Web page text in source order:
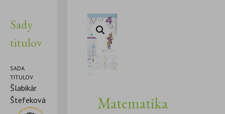
Sady
titulov
SADA
TITULOV
Šlabikár
Štefeková
Matematika